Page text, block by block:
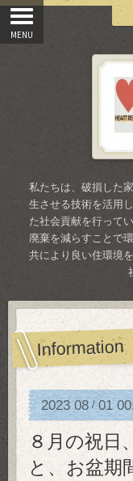
私たちは、破損した
生させる技術を活用
た社会貢献を行って
廃棄を減らすことで
共により良い住環境
Information
2023 08/01
８月の祝日
と、お盆期